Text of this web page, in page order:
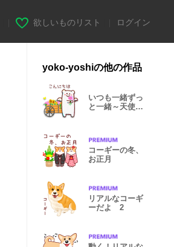
欲しいものリスト ログイン
yoko-yoshiの他の作品
いつも一緒ずっ
と一緒～天使ち
コーギーの冬、
お正月
リアルなコーギ
ーだよ 2